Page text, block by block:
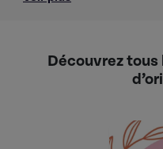
son parcours éducatif ?
grâce aux conseils
professionnelle de ces
lycée et dans
Découvrez tous